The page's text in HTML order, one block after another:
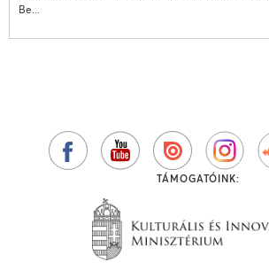
Be...
TÁMOGATÓINK: